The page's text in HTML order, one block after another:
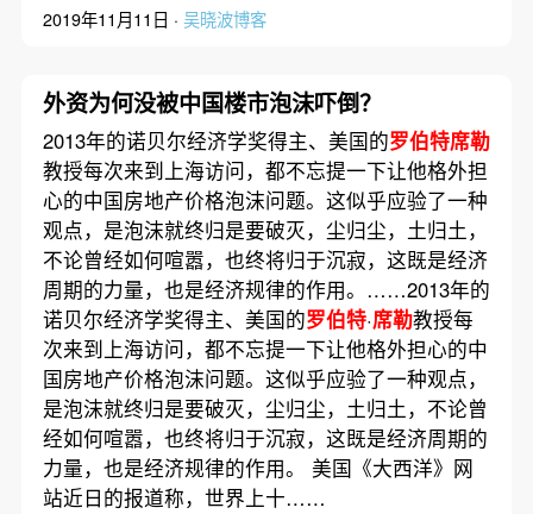
2019年11月11日 · 吴晓波博客
外资为何没被中国楼市泡沫吓倒？
2013年的诺贝尔经济学奖得主、美国的罗伯特席勒
教授每次来到上海访问，都不忘提一下让他格外担
心的中国房地产价格泡沫问题。这似乎应验了一种
观点，是泡沫就终归是要破灭，尘归尘，土归土，
不论曾经如何喧嚣，也终将归于沉寂，这既是经济
周期的力量，也是经济规律的作用。……2013年的
诺贝尔经济学奖得主、美国的罗伯特·席勒教授每
次来到上海访问，都不忘提一下让他格外担心的中
国房地产价格泡沫问题。这似乎应验了一种观点，
是泡沫就终归是要破灭，尘归尘，土归土，不论曾
经如何喧嚣，也终将归于沉寂，这既是经济周期的
力量，也是经济规律的作用。 美国《大西洋》网
站近日的报道称，世界上十……